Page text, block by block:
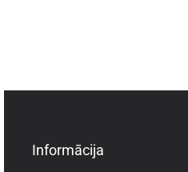
Informācija